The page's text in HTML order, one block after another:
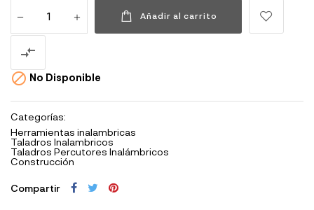
Añadir al carrito

 No Disponible
Categorías:
Herramientas inalambricas
Taladros Inalambricos
Taladros Percutores Inalámbricos
Construcción
Compartir